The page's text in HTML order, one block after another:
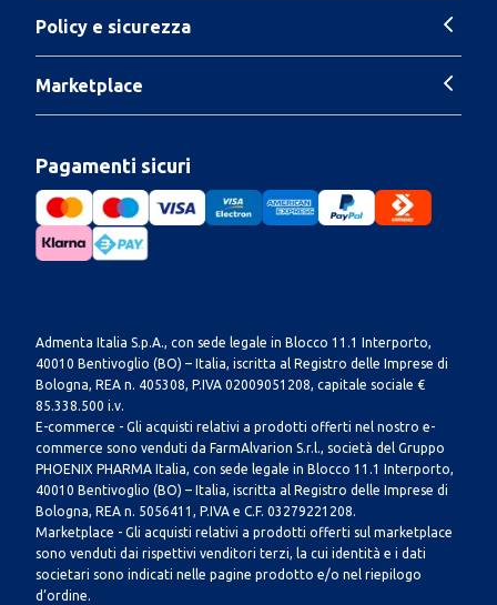
Policy e sicurezza
Marketplace
Pagamenti sicuri
Admenta Italia S.p.A., con sede legale in Blocco 11.1 Interporto,
40010 Bentivoglio (BO) – Italia, iscritta al Registro delle Imprese di
Bologna, REA n. 405308, P.IVA 02009051208, capitale sociale €
85.338.500 i.v.
E-commerce - Gli acquisti relativi a prodotti offerti nel nostro e-
commerce sono venduti da FarmAlvarion S.r.l., società del Gruppo
PHOENIX PHARMA Italia, con sede legale in Blocco 11.1 Interporto,
40010 Bentivoglio (BO) – Italia, iscritta al Registro delle Imprese di
Bologna, REA n. 5056411, P.IVA e C.F. 03279221208.
Marketplace - Gli acquisti relativi a prodotti offerti sul marketplace
sono venduti dai rispettivi venditori terzi, la cui identità e i dati
societari sono indicati nelle pagine prodotto e/o nel riepilogo
d’ordine.